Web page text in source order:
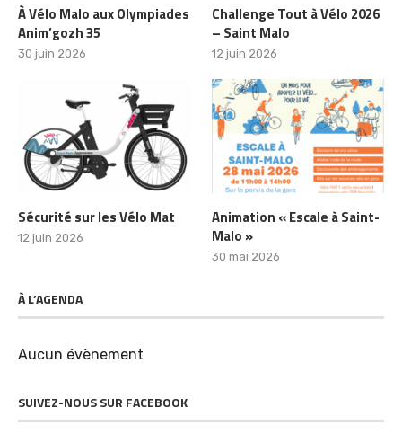
À Vélo Malo aux Olympiades
Anim’gozh 35
30 juin 2026
Challenge Tout à Vélo 2026
– Saint Malo
12 juin 2026
Sécurité sur les Vélo Mat
12 juin 2026
Animation « Escale à Saint-
Malo »
30 mai 2026
À L’AGENDA
Aucun évènement
SUIVEZ-NOUS SUR FACEBOOK